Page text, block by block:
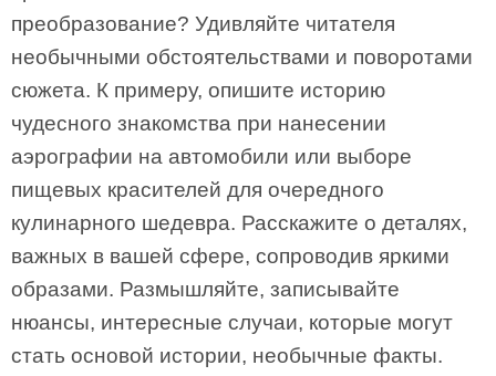
преобразование? Удивляйте читателя
необычными обстоятельствами и поворотами
сюжета. К примеру, опишите историю
чудесного знакомства при нанесении
аэрографии на автомобили или выборе
пищевых красителей для очередного
кулинарного шедевра. Расскажите о деталях,
важных в вашей сфере, сопроводив яркими
образами. Размышляйте, записывайте
нюансы, интересные случаи, которые могут
стать основой истории, необычные факты.